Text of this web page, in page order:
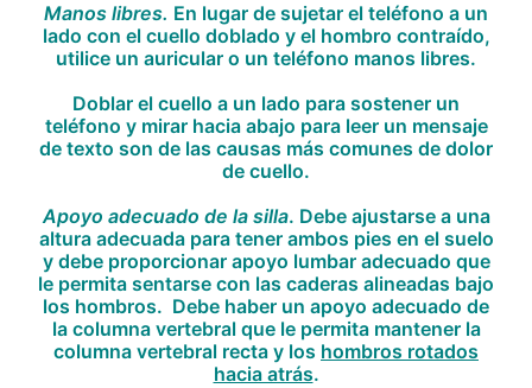
Manos libres. En lugar de sujetar el teléfono a un
lado con el cuello doblado y el hombro contraído,
utilice un auricular o un teléfono manos libres.
Doblar el cuello a un lado para sostener un
teléfono y mirar hacia abajo para leer un mensaje
de texto son de las causas más comunes de dolor
de cuello.
Apoyo adecuado de la silla. Debe ajustarse a una
altura adecuada para tener ambos pies en el suelo
y debe proporcionar apoyo lumbar adecuado que
le permita sentarse con las caderas alineadas bajo
los hombros. Debe haber un apoyo adecuado de
la columna vertebral que le permita mantener la
columna vertebral recta y los hombros rotados
hacia atrás.